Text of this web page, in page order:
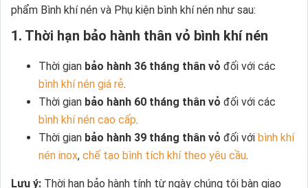
phẩm Bình khí nén và Phụ kiện bình khí nén như sau:
1. Thời hạn bảo hành thân vỏ bình khí nén
Thời gian bảo hành 36 tháng thân vỏ đối với các
bình khí nén giá rẻ.
Thời gian bảo hành 60 tháng thân vỏ đối với các
bình khí nén cao cấp.
Thời gian bảo hành 39 tháng thân vỏ đối với bình khí
nén inox, chế tạo bình tích khí theo yêu cầu.
Lưu ý: Thời hạn bảo hành tính từ ngày chúng tôi bàn giao